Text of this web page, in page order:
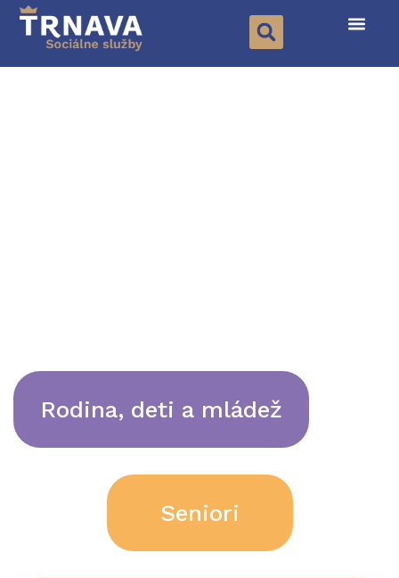
Rodina, deti a mládež
Seniori